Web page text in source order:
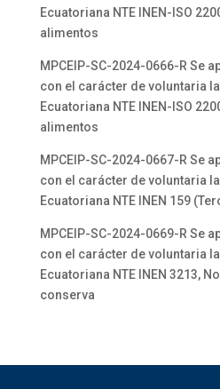
Ecuatoriana NTE INEN-ISO
alimentos
MPCEIP-SC-2024-0666-R Se
con el carácter de voluntaria
Ecuatoriana NTE INEN-ISO
alimentos
MPCEIP-SC-2024-0667-R Se
con el carácter de voluntaria
Ecuatoriana NTE INEN 159
MPCEIP-SC-2024-0669-R Se
con el carácter de voluntaria
Ecuatoriana NTE INEN 3213,
conserva